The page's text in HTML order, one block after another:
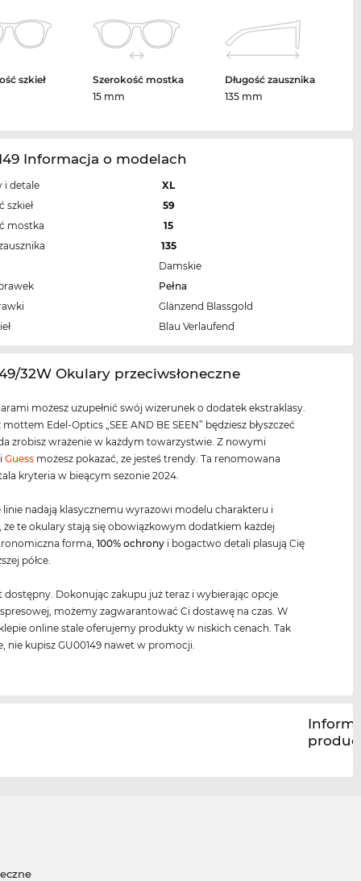
szkieł
Szerokość mostka
15 mm
Długość zausznika
135 mm
Informacja o modelach
i detale
XL
szkieł
59
mostka
15
135
Damskie
Pełna
Glänzend Blassgold
Blau Verlaufend
32W Okulary przeciwsłoneczne
możesz uzupełnić swój wizerunek o dodatek ekstraklasy.
Edel-Optics „SEE AND BE SEEN” będziesz błyszczeć
zrobisz wrażenie w każdym towarzystwie. Z nowymi
Guess możesz pokazać, ze jesteś trendy. Ta renomowana
kryteria w bieącym sezonie 2024.
linie nadają klasycznemu wyrazowi modelu charakteru i
że te okulary stają się obowiązkowym dodatkiem każdej
forma,100% ochrony i bogactwo detali plasują Cię
półce.
dostępny. Dokonując zakupu już teraz i wybierając opcje
możemy zagwarantować Ci dostawę na czas. W
online stale oferujemy produkty w niskich cenach. Tak
nie kupisz GU00149 nawet w promocji.